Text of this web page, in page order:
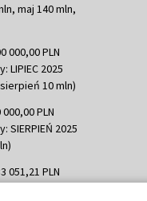
maj 140 mln,
000,00 PLN
LIPIEC 2025
10 mln)
PLN
SIERPIEŃ 2025
051,21 PLN